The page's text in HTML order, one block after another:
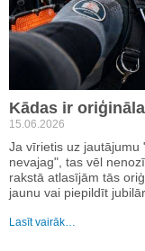
Kādas ir
15.06.2026
Ja vīrietis uz jautājumu
nevajag", tas vēl
rakstā atlasījām tās
jaunu vai piepildīt
Lasīt vairāk…